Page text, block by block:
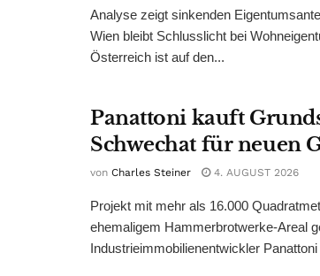
Analyse zeigt sinkenden
Wien bleibt Schlusslicht bei
Österreich ist auf den...
Panattoni kauft
Schwechat für neuen
von Charles Steiner 4. AUGUST 2026
Projekt mit mehr als 16.000
ehemaligem Hammerbrotwerke-Areal
Industrieimmobilienentwickler